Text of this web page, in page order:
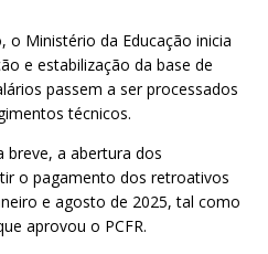
o Ministério da Educação inicia
e estabilização da base de
passem a ser processados
técnicos.
breve, a abertura dos
o pagamento dos retroativos
e agosto de 2025, tal como
aprovou o PCFR.